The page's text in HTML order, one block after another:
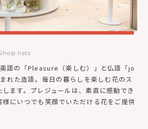
lists
語の「Pleasure（楽しむ）」と仏語「jo
れた造語。毎日の暮らしを楽しむ花のス
ます。プレジュールは、素直に感動でき
様にいつでも笑顔でいただける花をご提供